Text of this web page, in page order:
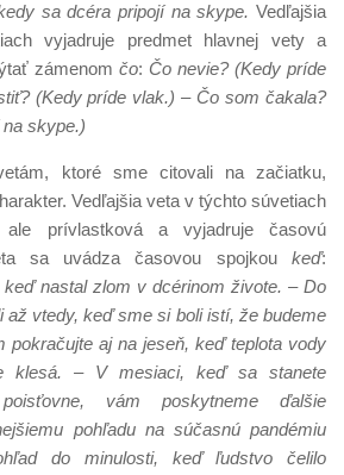
sa dcéra pripojí na skype. Vedľajšia
vyjadruje predmet hlavnej vety a
zámenom čo: Čo nevie? (Kedy príde
(Kedy príde vlak.) – Čo som čakala?
skype.)
ktoré sme citovali na začiatku,
Vedľajšia veta v týchto súvetiach
prívlastková a vyjadruje časovú
sa uvádza časovou spojkou keď:
nastal zlom v dcérinom živote. – Do
až vtedy, keď sme si boli istí, že budeme
pokračujte aj na jeseň, keď teplota vody
klesá. – V mesiaci, keď sa stanete
vám poskytneme ďalšie
pohľadu na súčasnú pandémiu
do minulosti, keď ľudstvo čelilo